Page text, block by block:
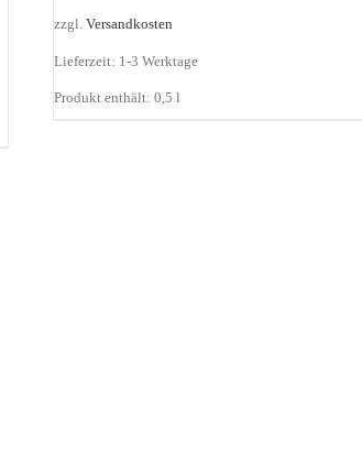
zzgl. Versandkosten
Lieferzeit: 1-3 Werktage
Produkt enthält: 0,5 l